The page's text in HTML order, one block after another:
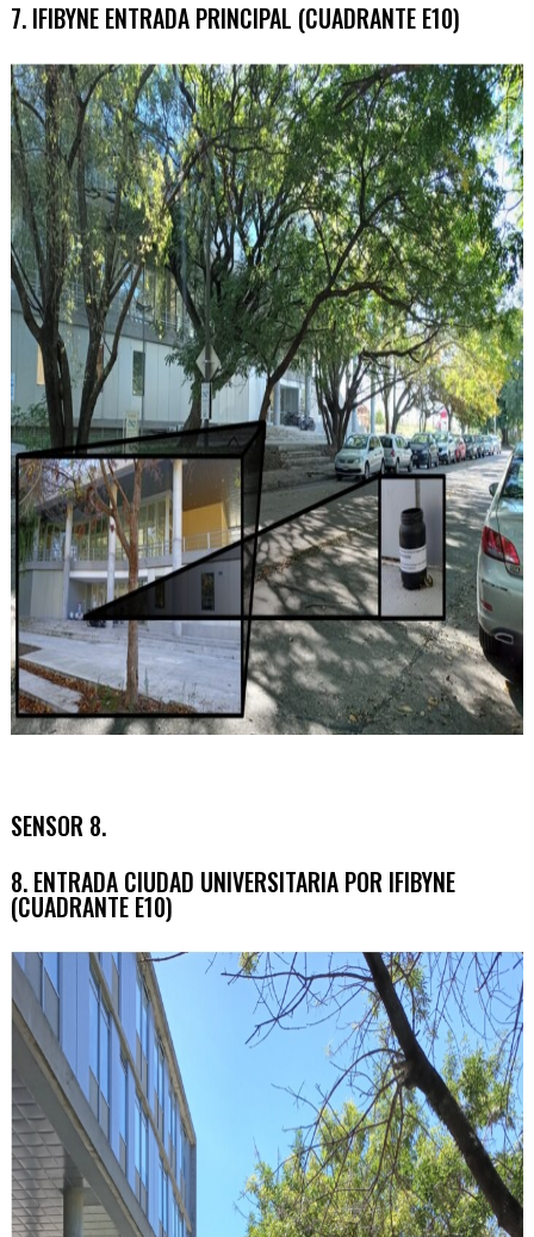
7. IFIBYNE ENTRADA PRINCIPAL (CUADRANTE E10)
SENSOR 8.
8. ENTRADA CIUDAD UNIVERSITARIA POR IFIBYNE
(CUADRANTE E10)